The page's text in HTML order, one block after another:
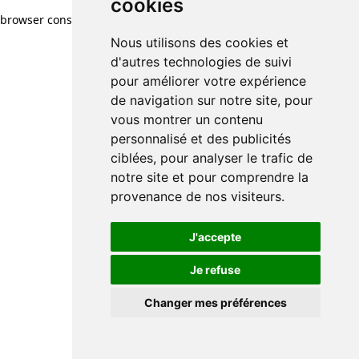
cookies
Nous utilisons des cookies et
d'autres technologies de suivi
pour améliorer votre expérience
de navigation sur notre site, pour
vous montrer un contenu
personnalisé et des publicités
ciblées, pour analyser le trafic de
notre site et pour comprendre la
provenance de nos visiteurs.
J'accepte
Je refuse
Changer mes préférences
browser console for more information)